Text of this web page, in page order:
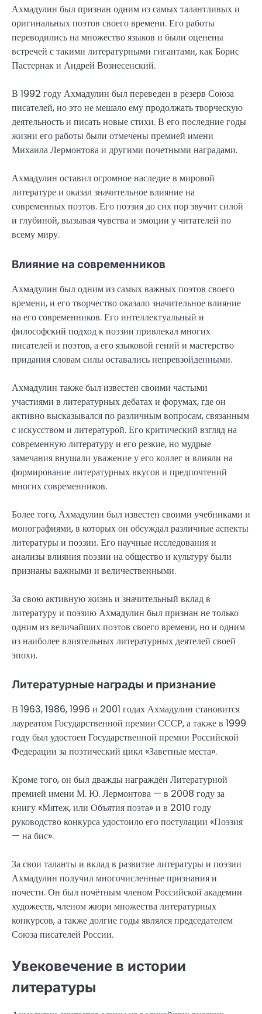
Ахмадулин был признан одним из самых талантливых и
оригинальных поэтов своего времени. Его работы
переводились на множество языков и были оценены
встречей с такими литературными гигантами, как Борис
Пастернак и Андрей Вознесенский.
В 1992 году Ахмадулин был переведен в резерв Союза
писателей, но это не мешало ему продолжать творческую
деятельность и писать новые стихи. В его последние годы
жизни его работы были отмечены премией имени
Михаила Лермонтова и другими почетными наградами.
Ахмадулин оставил огромное наследие в мировой
литературе и оказал значительное влияние на
современных поэтов. Его поэзия до сих пор звучит силой
и глубиной, вызывая чувства и эмоции у читателей по
всему миру.
Влияние на современников
Ахмадулин был одним из самых важных поэтов своего
времени, и его творчество оказало значительное влияние
на его современников. Его интеллектуальный и
философский подход к поэзии привлекал многих
писателей и поэтов, а его языковой гений и мастерство
придания словам силы оставались непревзойденными.
Ахмадулин также был известен своими частыми
участиями в литературных дебатах и форумах, где он
активно высказывался по различным вопросам, связанным
с искусством и литературой. Его критический взгляд на
современную литературу и его резкие, но мудрые
замечания внушали уважение у его коллег и влияли на
формирование литературных вкусов и предпочтений
многих современников.
Более того, Ахмадулин был известен своими учебниками и
монографиями, в которых он обсуждал различные аспекты
литературы и поэзии. Его научные исследования и
анализы влияния поэзии на общество и культуру были
признаны важными и величественными.
За свою активную жизнь и значительный вклад в
литературу и поэзию Ахмадулин был признан не только
одним из величайших поэтов своего времени, но и одним
из наиболее влиятельных литературных деятелей своей
эпохи.
Литературные награды и признание
В 1963, 1986, 1996 и 2001 годах Ахмадулин становится
лауреатом Государственной премии СССР, а также в 1999
году был удостоен Государственной премии Российской
Федерации за поэтический цикл «Заветные места».
Кроме того, он был дважды награждён Литературной
премией имени М. Ю. Лермонтова — в 2008 году за
книгу «Мятеж, или Объятия поэта» и в 2010 году
руководство конкурса удостоило его постулации «Поэзия
— на бис».
За свои таланты и вклад в развитие литературы и поэзии
Ахмадулин получил многочисленные признания и
почести. Он был почётным членом Российской академии
художеств, членом жюри множества литературных
конкурсов, а также долгие годы являлся председателем
Союза писателей России.
Увековечение в истории
литературы